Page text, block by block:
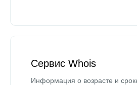
Сервис Whois
Информация о возрасте и